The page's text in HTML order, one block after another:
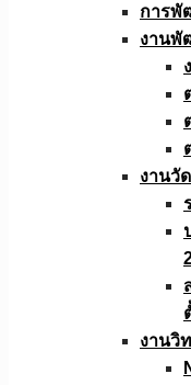
การพั
งานพั
งานวั
งานวิ